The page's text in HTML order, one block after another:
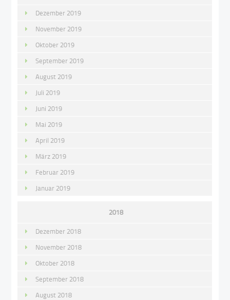
Dezember 2019
November 2019
Oktober 2019
September 2019
August 2019
Juli 2019
Juni 2019
Mai 2019
April 2019
März 2019
Februar 2019
Januar 2019
2018
Dezember 2018
November 2018
Oktober 2018
September 2018
August 2018